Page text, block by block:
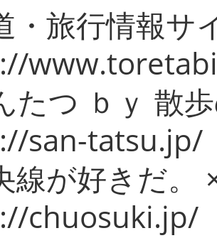
・旅行情報サ
たつ ｂｙ 散
san-tatsu.jp/
線が好きだ。
chuosuki.jp/